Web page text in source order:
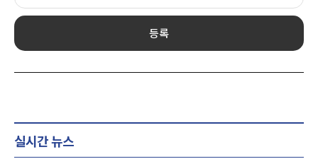
등록
실시간 뉴스